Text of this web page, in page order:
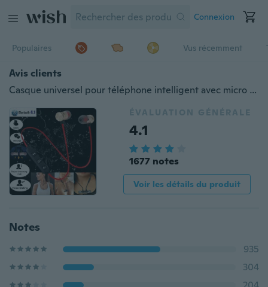
Connexion
Populaires Vus récemment
Avis clients
Casque universel pour téléphone intelligent avec micro aimant Écouteurs Bluetooth Casque stéréo sans fil Écouteurs intra-auriculaires pour iPhone Samsung Xiaomi Android Kopfhörer Fones de ouvido Auriculares Écouteurs Auricolari cuffia
ÉVALUATION GÉNÉRALE
4.1
1677 notes
Voir les détails du produit
Notes
935
304